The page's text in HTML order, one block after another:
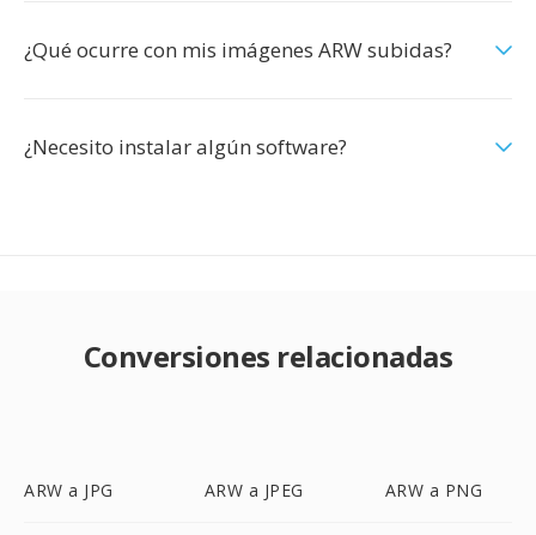
¿Qué ocurre con mis imágenes ARW subidas?
¿Necesito instalar algún software?
Conversiones relacionadas
ARW a JPG ARW a JPEG ARW a PNG